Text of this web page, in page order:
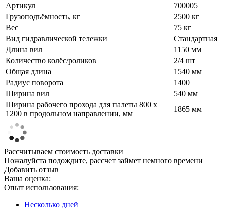
Артикул
700005
Грузоподъёмность, кг
2500 кг
Вес
75 кг
Вид гидравлической тележки
Стандартная
Длина вил
1150 мм
Количество колёс/роликов
2/4 шт
Общая длина
1540 мм
Радиус поворота
1400
Ширина вил
540 мм
Ширина рабочего прохода для палеты 800 x
1200 в продольном направлении, мм
1865 мм
Рассчитываем стоимость доставки
Пожалуйста подождите, рассчет займет немного времени
Добавить отзыв
Ваша оценка:
Опыт использования:
Несколько дней